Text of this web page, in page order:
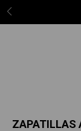
ZAPATILLAS